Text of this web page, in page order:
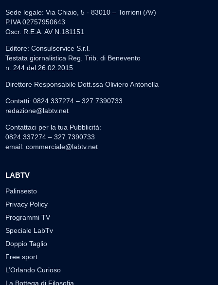
Sede legale: Via Chiaio, 5 - 83010 – Torrioni (AV)
P.IVA 02757950643
Oscr. R.E.A. AV N.181151
Editore: Consulservice S.r.l.
Testata giornalistica Reg. Trib. di Benevento
n. 244 del 26.02.2015
Direttore Responsabile Dott.ssa Oliviero Antonella
Contatti: 0824.337274 – 327.7390733
redazione@labtv.net
Contattaci per la tua Pubblicità:
0824.337274 – 327.7390733
email: commerciale@labtv.net
LABTV
Palinsesto
Privacy Policy
Programmi TV
Speciale LabTv
Doppio Taglio
Free sport
L’Orlando Curioso
La Bottega di Filosofia